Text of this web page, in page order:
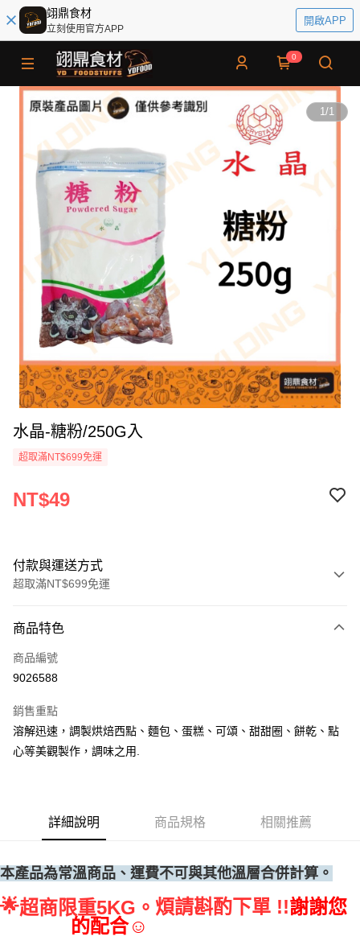
翊鼎食材
立刻使用官方APP
開啟APP
0
1/1
水晶-糖粉/250G入
超取滿NT$699免運
NT$49
付款與運送方式
超取滿NT$699免運
信用卡一次付款
Apple Pay
運送方式
• 付款後全家取貨
每筆NT$60，滿NT$699(含以上)免運費
(請點開選項勾選)
商品特色
商品編號
9026588
銷售重點
溶解迅速，調製烘焙西點、麵包、蛋糕、可頌、甜甜圈、餅乾、點
心等美觀製作，調味之用.
詳細說明 商品規格 相關推薦
本產品為常溫商品、運費不可與其他溫層合併計算。
🌟超商限重5KG。 煩請斟酌下單 !!謝謝您
的配合☺